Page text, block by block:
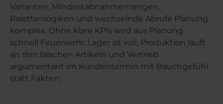
Varianten, Mindestabnahmemengen,
Palettenlogiken und wechselnde Abrufe Planung
komplex. Ohne klare KPIs wird aus Planung
schnell Feuerwehr: Lager ist voll, Produktion läuft
an den falschen Artikeln und Vertrieb
argumentiert im Kundentermin mit Bauchgefühl
statt Fakten.